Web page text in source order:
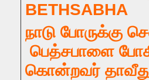
BETHSABHA
நாடு போருக்கு
பெத்சபாளை
கொன்றவர்